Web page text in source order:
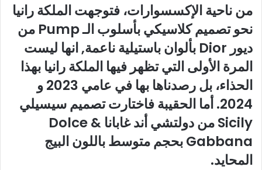
من ناحية الإكسسوارات، فتوجهت الملكة رانيا
نحو تصميم كلاسيكي بأسلوب الـ Pump من
ديور Dior بألوان باستيلية ناعمة, انها ليست
المرة الأولى التي تظهر فيها الملكة رانيا بهذا
الحذاء، بل رصدناها بها في عامي 2023 و
2024. أما الحقيبة فاختارت تصميم سيسيلي
Sicily من دولتشي أند غابانا Dolce &
Gabbana بحجم متوسط باللون البيج
المحايد.